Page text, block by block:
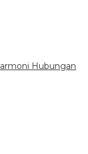
Hubungan